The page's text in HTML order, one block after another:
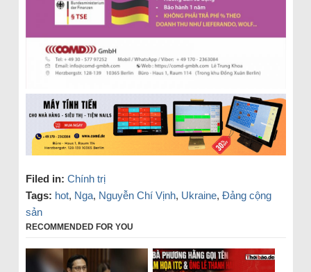
Filed in: Chính trị
Tags: hot, Nga, Nguyễn Chí Vịnh, Ukraine, Đảng cộng
sản
RECOMMENDED FOR YOU